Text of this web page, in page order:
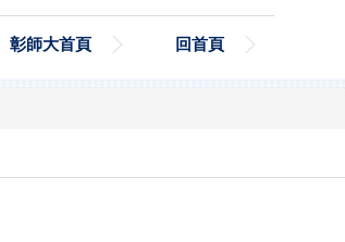
彰師大首頁 回首頁